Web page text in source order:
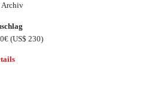
Archiv
(US$ 230)